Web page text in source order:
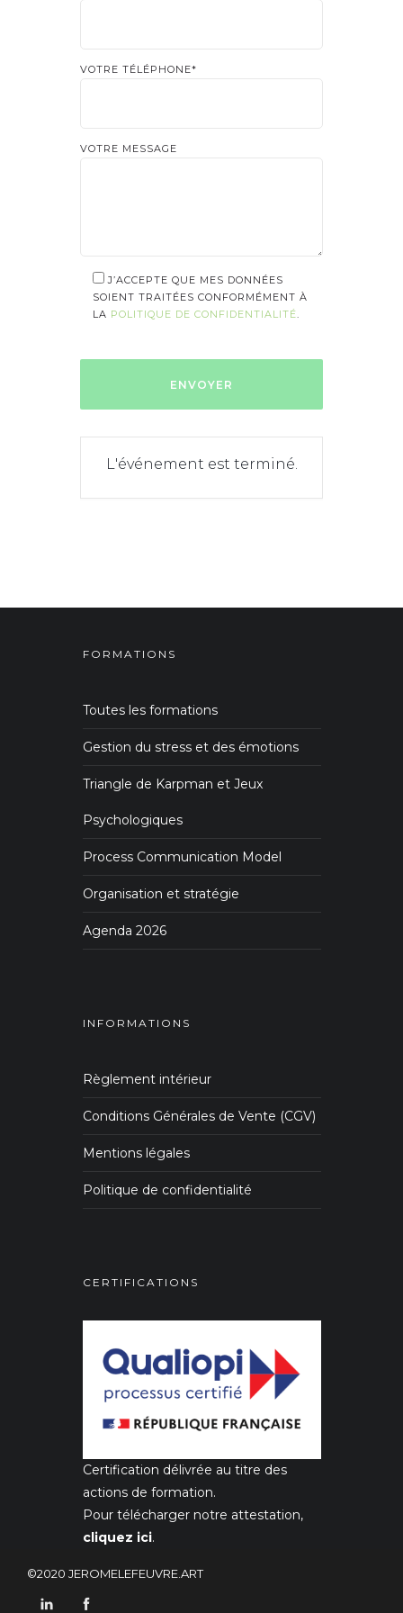
VOTRE TÉLÉPHONE*
VOTRE MESSAGE
J’ACCEPTE QUE MES DONNÉES
SOIENT TRAITÉES CONFORMÉMENT À
LA POLITIQUE DE CONFIDENTIALITÉ.
L'événement est terminé.
FORMATIONS
Toutes les formations
Gestion du stress et des émotions
Triangle de Karpman et Jeux
Psychologiques
Process Communication Model
Organisation et stratégie
Agenda 2026
INFORMATIONS
Règlement intérieur
Conditions Générales de Vente (CGV)
Mentions légales
Politique de confidentialité
CERTIFICATIONS
Certification délivrée au titre des
actions de formation.
Pour télécharger notre attestation,
cliquez ici.
©2020 JEROMELEFEUVRE.ART